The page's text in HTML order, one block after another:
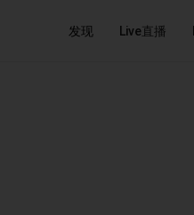
发现 Live直播